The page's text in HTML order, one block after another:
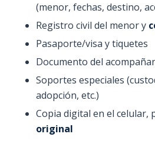
(menor, fechas, destino,
Registro civil del menor y
Pasaporte/visa y tiquetes
Documento del
Soportes especiales
adopción, etc.)
Copia digital en el celular,
original